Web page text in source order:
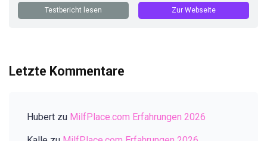
Testbericht lesen Zur Webseite
Letzte Kommentare
Hubert zu MilfPlace.com Erfahrungen 2026